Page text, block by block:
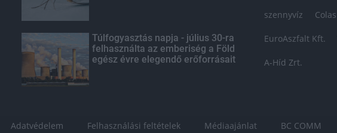
Túlfogyasztás napja - július 30-ra
felhasználta az emberiség a Föld
egész évre elegendő erőforrásait
szennyvíz Colas
EuroAszfalt Kft.
A-Híd Zrt.
Adatvédelem Felhasználási feltételek Médiaajánlat BC COMM